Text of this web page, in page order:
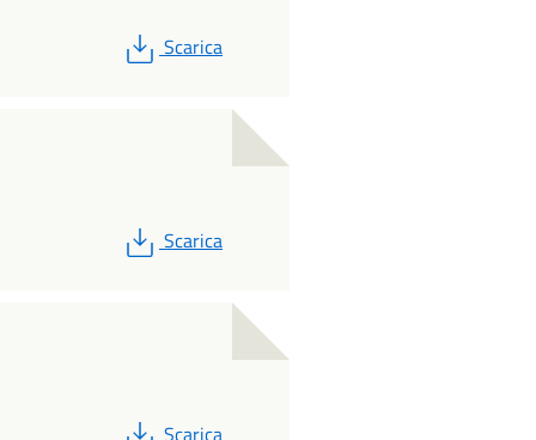
PDF
Scarica
PDF
Scarica
PDF
Scarica